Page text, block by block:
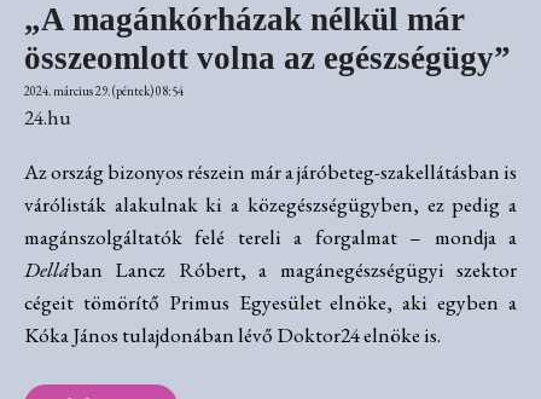
„A magánkórházak nélkül már
összeomlott volna az egészségügy”
2024. március 29. (péntek) 08:54
24.hu
Az ország bizonyos részein már a járóbeteg-szakellátásban is
várólisták alakulnak ki a közegészségügyben, ez pedig a
magánszolgáltatók felé tereli a forgalmat – mondja a
Dellában Lancz Róbert, a magánegészségügyi szektor
cégeit tömörítő Primus Egyesület elnöke, aki egyben a
Kóka János tulajdonában lévő Doktor24 elnöke is.